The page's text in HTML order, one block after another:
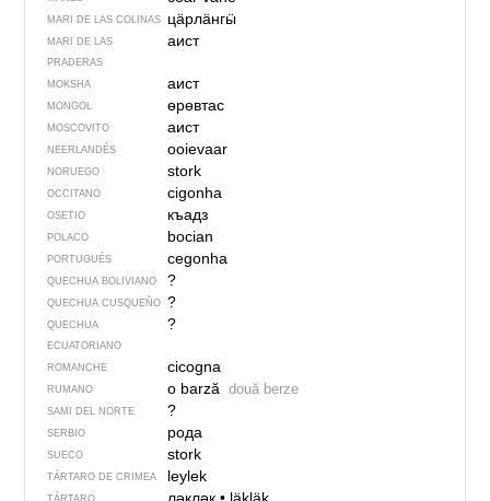
MARI DE LAS COLINAS цӓрлӓнгӹ
MARI DE LAS
PRADERAS
аист
MOKSHA аист
MONGOL өрөвтас
MOSCOVITO аист
NEERLANDÉS ooievaar
NORUEGO stork
OCCITANO cigonha
OSETIO къадз
POLACO bocian
PORTUGUÉS cegonha
QUECHUA BOLIVIANO ?
QUECHUA CUSQUEÑO ?
QUECHUA
ECUATORIANO
?
ROMANCHE cicogna
RUMANO o barză două berze
SAMI DEL NORTE ?
SERBIO рода
SUECO stork
TÁRTARO DE CRIMEA leylek
TÁRTARO